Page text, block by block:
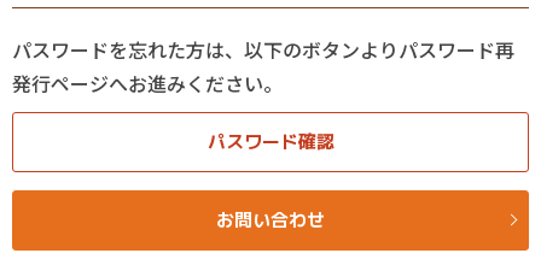
パスワードを忘れた方は、以下のボタンよりパスワード再
発行ページへお進みください。
パスワード確認
お問い合わせ